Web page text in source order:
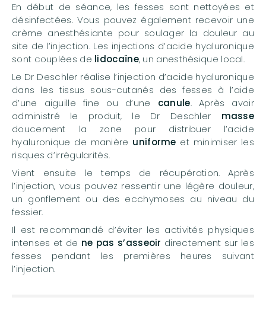
En début de séance, les fesses sont nettoyées et
désinfectées. Vous pouvez également recevoir une
crème anesthésiante pour soulager la douleur au
site de l’injection. Les injections d’acide hyaluronique
sont couplées de lidocaïne, un anesthésique local.
Le Dr Deschler réalise l’injection d’acide hyaluronique
dans les tissus sous-cutanés des fesses à l’aide
d’une aiguille fine ou d’une canule. Après avoir
administré le produit, le Dr Deschler masse
doucement la zone pour distribuer l’acide
hyaluronique de manière uniforme et minimiser les
risques d’irrégularités.
Vient ensuite le temps de récupération. Après
l’injection, vous pouvez ressentir une légère douleur,
un gonflement ou des ecchymoses au niveau du
fessier.
Il est recommandé d’éviter les activités physiques
intenses et de ne pas s’asseoir directement sur les
fesses pendant les premières heures suivant
l’injection.